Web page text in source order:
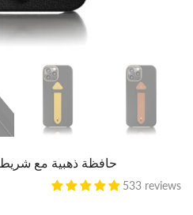
حافظة ذهبية مع شريط
533 reviews